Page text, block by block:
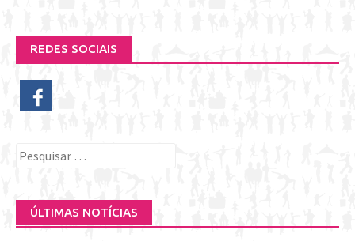
REDES SOCIAIS
Pesquisar
ÚLTIMAS NOTÍCIAS